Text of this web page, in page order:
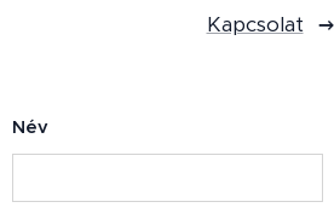
Kapcsolat
Név